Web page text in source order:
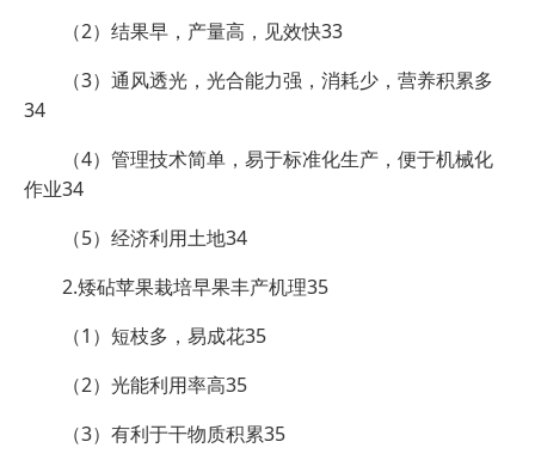
（2）结果早，产量高，见效快33
（3）通风透光，光合能力强，消耗少，营养积累多
34
（4）管理技术简单，易于标准化生产，便于机械化
作业34
（5）经济利用土地34
2.矮砧苹果栽培早果丰产机理35
（1）短枝多，易成花35
（2）光能利用率高35
（3）有利于干物质积累35